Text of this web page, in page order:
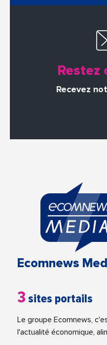
Restez
Recevez
Ecomnews
3 sites portails
Le groupe Ecomnews,
l'actualité économique,